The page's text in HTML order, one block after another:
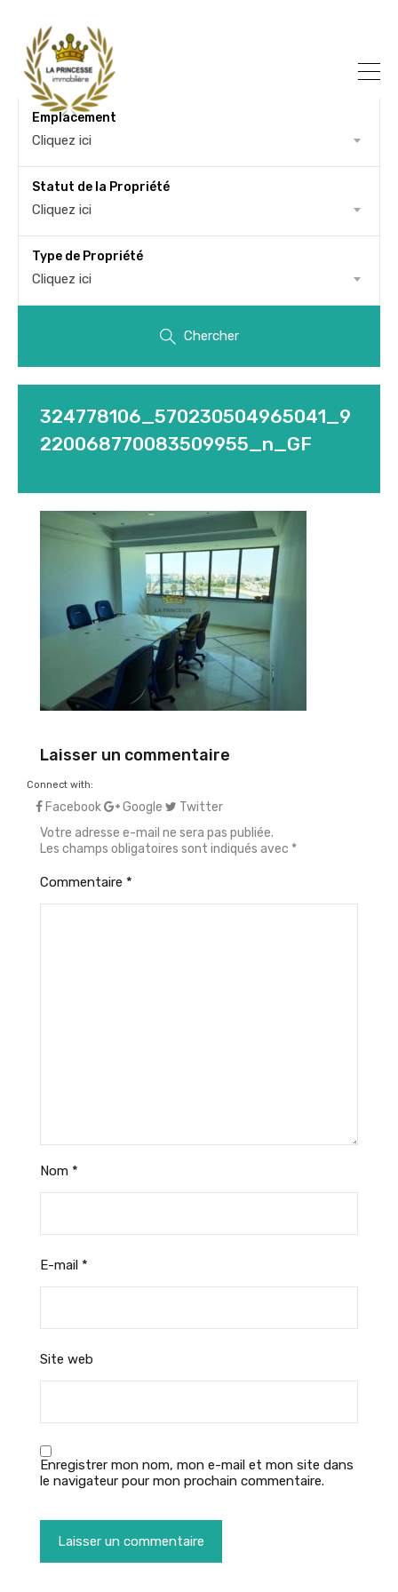
Emplacement
Cliquez ici
Statut de la Propriété
Cliquez ici
Type de Propriété
Cliquez ici
Chercher
324778106_570230504965041_9
220068770083509955_n_GF
Laisser un commentaire
Connect with:
Facebook Google
Twitter
Votre adresse e-mail ne sera pas publiée.
Les champs obligatoires sont indiqués avec *
Commentaire *
Nom *
E-mail *
Site web
Enregistrer mon nom, mon e-mail et mon site dans
le navigateur pour mon prochain commentaire.